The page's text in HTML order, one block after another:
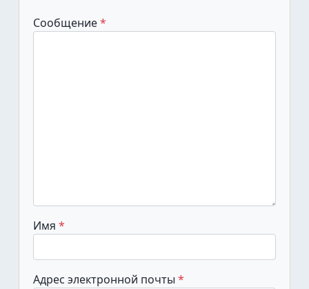
Сообщение
Имя
Адрес электронной почты